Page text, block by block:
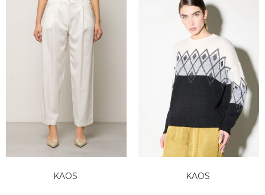
KAOS KAOS